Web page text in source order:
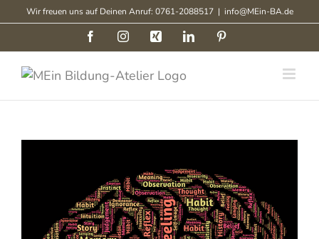
Inhalt
springen
Wir freuen uns auf Deinen Anruf: 0761-2088517 | info@MEin-BA.de
FacebookInstagramXing LinkedIn